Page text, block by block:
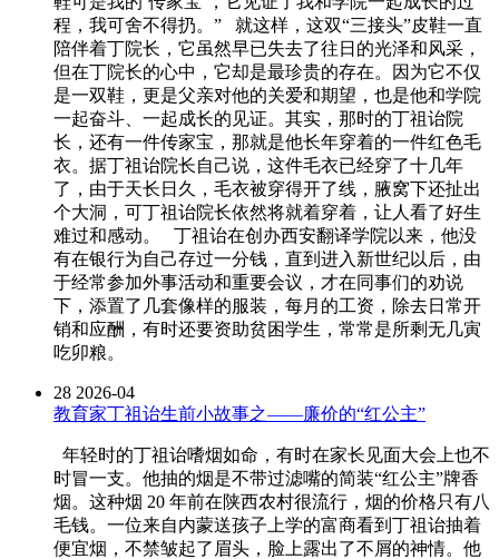
程，我可舍不得扔。” 就这样，这双“三接头”皮鞋一直
陪伴着丁院长，它虽然早已失去了往日的光泽和风采，
但在丁院长的心中，它却是最珍贵的存在。因为它不仅
是一双鞋，更是父亲对他的关爱和期望，也是他和学院
一起奋斗、一起成长的见证。其实，那时的丁祖诒院
长，还有一件传家宝，那就是他长年穿着的一件红色毛
衣。据丁祖诒院长自己说，这件毛衣已经穿了十几年
了，由于天长日久，毛衣被穿得开了线，腋窝下还扯出
个大洞，可丁祖诒院长依然将就着穿着，让人看了好生
难过和感动。 丁祖诒在创办西安翻译学院以来，他没
有在银行为自己存过一分钱，直到进入新世纪以后，由
于经常参加外事活动和重要会议，才在同事们的劝说
下，添置了几套像样的服装，每月的工资，除去日常开
销和应酬，有时还要资助贫困学生，常常是所剩无几寅
吃卯粮。
28 2026-04
教育家丁祖诒生前小故事之——廉价的“红公主”
年轻时的丁祖诒嗜烟如命，有时在家长见面大会上也不
时冒一支。他抽的烟是不带过滤嘴的简装“红公主”牌香
烟。这种烟 20 年前在陕西农村很流行，烟的价格只有八
毛钱。一位来自内蒙送孩子上学的富商看到丁祖诒抽着
便宜烟，不禁皱起了眉头，脸上露出了不屑的神情。他